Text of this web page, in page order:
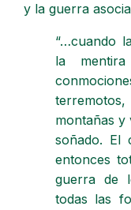
y la guerra
“…cuando
la
montañas y
soñado. El
entonces
guerra de
todas las